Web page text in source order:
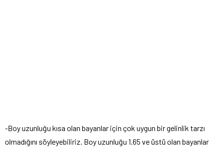
-Boy uzunluğu kısa olan bayanlar için çok uygun bir gelinlik tarzı
olmadığını söyleyebiliriz. Boy uzunluğu 1.65 ve üstü olan bayanlar